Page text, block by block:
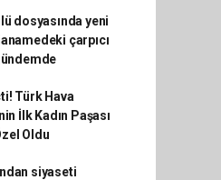
dosyasında yeni
çarpıcı
Türk Hava
İlk Kadın Paşası
Oldu
siyaseti